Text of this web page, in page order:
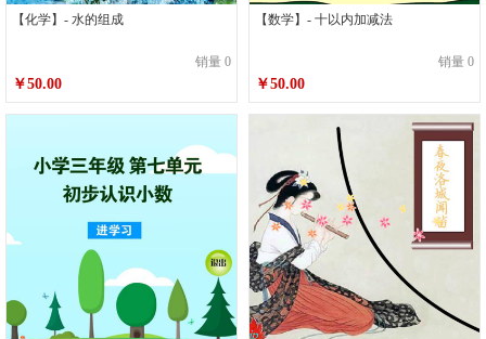
【化学】- 水的组成
销量 0
￥50.00
【数学】- 十以内加减法
销量 0
￥50.00